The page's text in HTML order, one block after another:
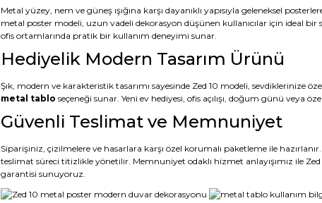
Metal yüzey, nem ve güneş ışığına karşı dayanıklı yapısıyla geleneksel
metal poster modeli, uzun vadeli dekorasyon düşünen kullanıcılar için ideal
ofis ortamlarında pratik bir kullanım deneyimi sunar.
Hediyelik Modern Tasarım Ürünü
Şık, modern ve karakteristik tasarımı sayesinde Zed 10 modeli, sevdiklerinize
metal tablo seçeneği sunar. Yeni ev hediyesi, ofis açılışı, doğum günü veya
Güvenli Teslimat ve Memnuniyet
Siparişiniz, çizilmelere ve hasarlara karşı özel korumalı paketleme ile
teslimat süreci titizlikle yönetilir. Memnuniyet odaklı hizmet anlayışımız ile
garantisi sunuyoruz.